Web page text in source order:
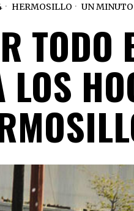
HERMOSILLO UN
TODO
LOS